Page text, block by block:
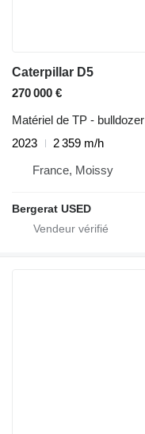
Caterpillar D5
270 000 €
Matériel de TP - bulldozer
2023
2 359 m/h
France, Moissy
Bergerat USED